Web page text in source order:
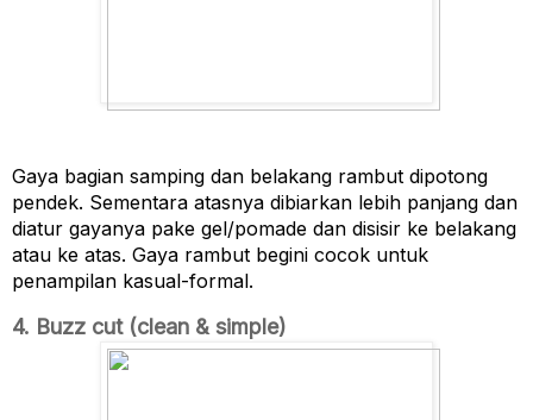
Gaya bagian samping dan belakang rambut dipotong
pendek. Sementara atasnya dibiarkan lebih panjang dan
diatur gayanya pake gel/pomade dan disisir ke belakang
atau ke atas. Gaya rambut begini cocok untuk
penampilan kasual-formal.
4. Buzz cut (clean & simple)